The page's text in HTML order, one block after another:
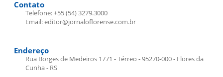
Contato
Telefone: +55 (54) 3279.3000
Email: editor@jornaloflorense.com.br
Endereço
Rua Borges de Medeiros 1771 - Térreo - 95270-000 - Flores da
Cunha - RS